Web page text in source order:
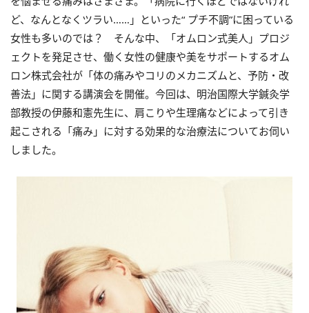
ど、なんとなくツラい……」といった“ プチ不調”に困っている
女性も多いのでは？ そんな中、「オムロン式美人」プロジ
ェクトを発足させ、働く女性の健康や美をサポートするオム
ロン株式会社が「体の痛みやコリのメカニズムと、予防・改
善法」に関する講演会を開催。今回は、明治国際大学鍼灸学
部教授の伊藤和憲先生に、肩こりや生理痛などによって引き
起こされる「痛み」に対する効果的な治療法についてお伺い
しました。